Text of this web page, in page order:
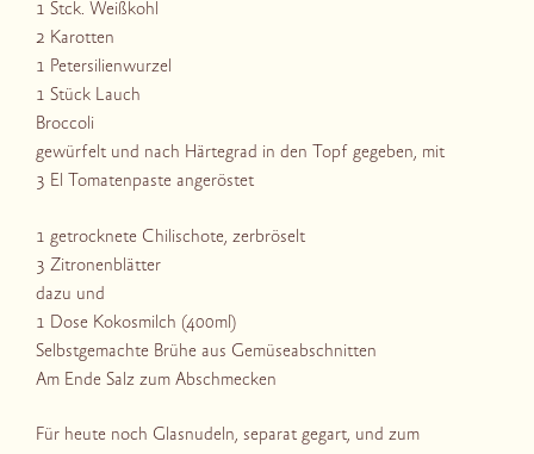
1 Stck. Weißkohl
2 Karotten
1 Petersilienwurzel
1 Stück Lauch
Broccoli
gewürfelt und nach Härtegrad in den Topf gegeben, mit
3 El Tomatenpaste angeröstet
1 getrocknete Chilischote, zerbröselt
3 Zitronenblätter
dazu und
1 Dose Kokosmilch (400ml)
Selbstgemachte Brühe aus Gemüseabschnitten
Am Ende Salz zum Abschmecken
Für heute noch Glasnudeln, separat gegart, und zum